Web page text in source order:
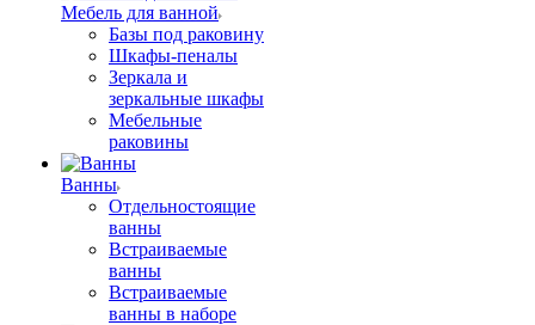
Мебель для ванной
Базы под раковину
Шкафы-пеналы
Зеркала и
зеркальные шкафы
Мебельные
раковины
Ванны
Отдельностоящие
ванны
Встраиваемые
ванны
Встраиваемые
ванны в наборе